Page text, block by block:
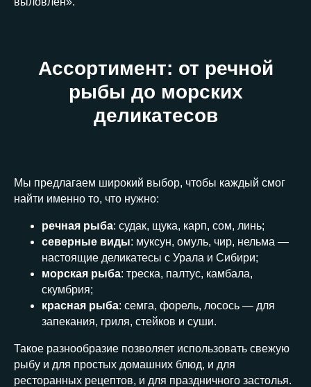
Ассортимент: от речной
рыбы до морских
деликатесов
Мы предлагаем широкий выбор, чтобы каждый смог
найти именно то, что нужно:
речная рыба: судак, щука, карп, сом, линь;
северные виды: муксун, омуль, чир, нельма —
настоящие деликатесы с Урала и Сибири;
морская рыба: треска, палтус, камбала,
скумбрия;
красная рыба: семга, форель, лосось — для
запекания, гриля, стейков и суши.
Такое разнообразие позволяет использовать свежую
рыбу и для простых домашних блюд, и для
ресторанных рецептов, и для праздничного застолья.